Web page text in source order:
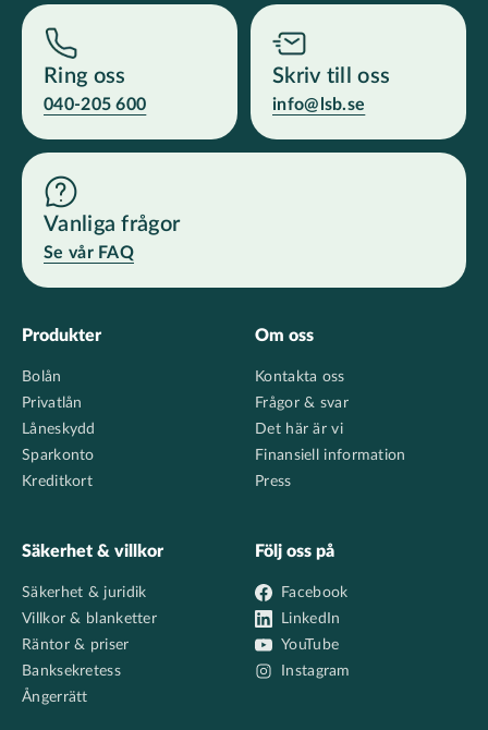
Ring oss
040-205 600
Skriv till oss
info@lsb.se
Vanliga frågor
Se vår FAQ
Footer
Produkter
Bolån
Privatlån
Låneskydd
Sparkonto
Kreditkort
Om oss
Kontakta oss
Frågor & svar
Det här är vi
Finansiell information
Press
Säkerhet & villkor
Säkerhet & juridik
Villkor & blanketter
Räntor & priser
Banksekretess
Ångerrätt
Följ oss på
Facebook
LinkedIn
YouTube
Instagram